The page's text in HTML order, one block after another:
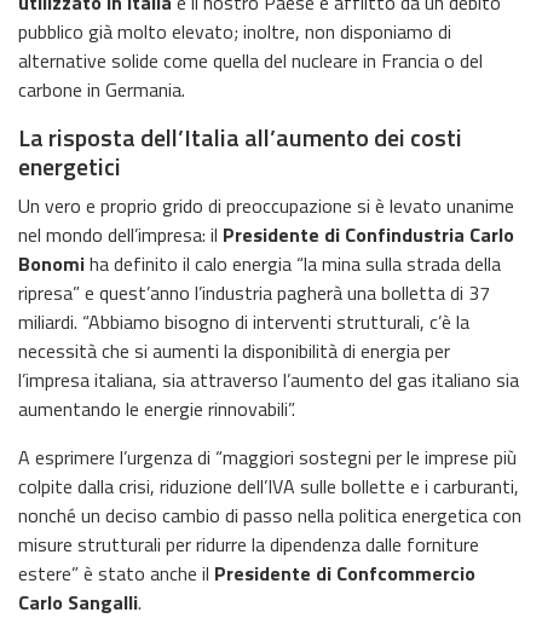
pubblico già molto elevato; inoltre, non disponiamo di
alternative solide come quella del nucleare in Francia o del
carbone in Germania.
La risposta dell’Italia all’aumento dei costi
energetici
Un vero e proprio grido di preoccupazione si è levato unanime
nel mondo dell’impresa: il Presidente di Confindustria Carlo
Bonomiha definito il calo energia “la mina sulla strada della
ripresa” e quest’anno l’industria pagherà una bolletta di 37
miliardi. “Abbiamo bisogno di interventi strutturali, c’è la
necessità che si aumenti la disponibilità di energia per
l’impresa italiana, sia attraverso l’aumento del gas italiano sia
aumentando le energie rinnovabili”.
A esprimere l’urgenza di “maggiori sostegni per le imprese più
colpite dalla crisi, riduzione dell’IVA sulle bollette e i carburanti,
nonché un deciso cambio di passo nella politica energetica con
misure strutturali per ridurre la dipendenza dalle forniture
estere” è stato anche il Presidente di Confcommercio
Carlo Sangalli.